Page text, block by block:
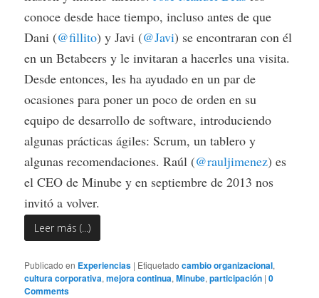
conoce desde hace tiempo, incluso antes de que
Dani (@fillito) y Javi (@Javi) se encontraran con él
en un Betabeers y le invitaran a hacerles una visita.
Desde entonces, les ha ayudado en un par de
ocasiones para poner un poco de orden en su
equipo de desarrollo de software, introduciendo
algunas prácticas ágiles: Scrum, un tablero y
algunas recomendaciones. Raúl (@rauljimenez) es
el CEO de Minube y en septiembre de 2013 nos
invitó a volver.
Leer más (...)
Publicado en Experiencias | Etiquetado cambio organizacional,
cultura corporativa,mejora continua,Minube,participación |0
Comments